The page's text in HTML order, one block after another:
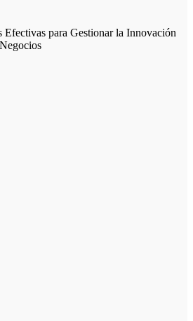
Efectivas para Gestionar la Innovación